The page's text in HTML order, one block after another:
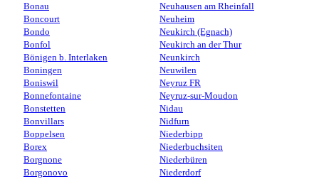
Bonau
Boncourt
Bondo
Bonfol
Bönigen b. Interlaken
Boningen
Boniswil
Bonnefontaine
Bonstetten
Bonvillars
Boppelsen
Borex
Borgnone
Borgonovo
Neuhausen am Rheinfall
Neuheim
Neukirch (Egnach)
Neukirch an der Thur
Neunkirch
Neuwilen
Neyruz FR
Neyruz-sur-Moudon
Nidau
Nidfurn
Niederbipp
Niederbuchsiten
Niederbüren
Niederdorf